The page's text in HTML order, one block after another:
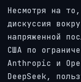
Несмотря на
дискуссия
напряженной
США по
Anthropic и
DeepSeek,